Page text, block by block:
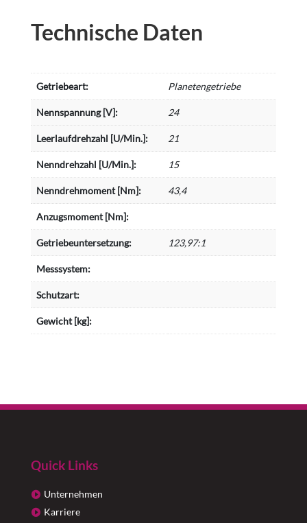
Technische Daten
Getriebeart: Planetengetriebe
Nennspannung [V]: 24
Leerlaufdrehzahl [U/Min.]: 21
Nenndrehzahl [U/Min.]: 15
Nenndrehmoment [Nm]: 43,4
Anzugsmoment [Nm]:
Getriebeuntersetzung: 123,97:1
Messsystem:
Schutzart:
Gewicht [kg]:
Quick Links
Unternehmen
Karriere